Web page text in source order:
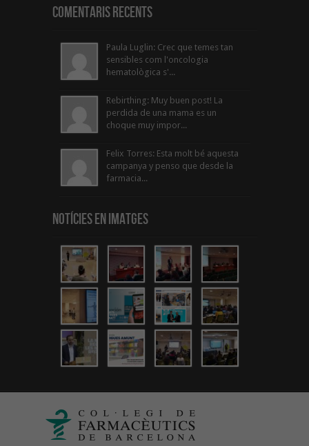
Comentaris Recents
Paula Luglin: Crec que temes tan
sensibles com l'oncologia
hematològica s'...
Rebirthing: Muy buen post! La
perdida de una mama es un
choque muy impor...
Felix Torres: Esta molt bé aquesta
campanya y penso que desde la
farmacia...
Notícies en Imatges